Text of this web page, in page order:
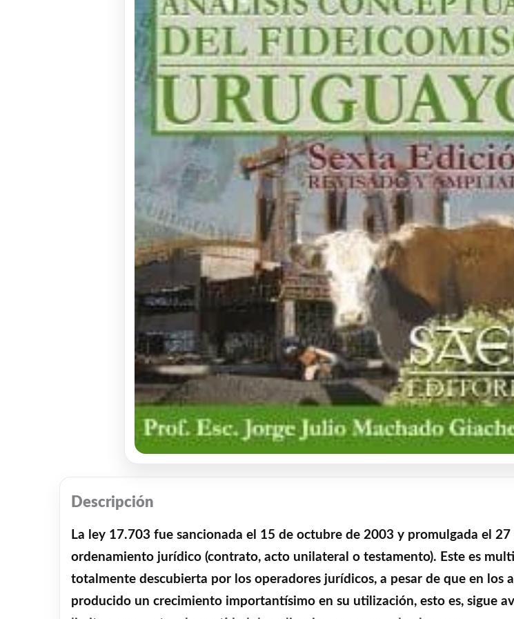
Descripción
La ley 17.703 fue sancionada el 15 de octubre de 2003 y promulgada el
ordenamiento jurídico (contrato, acto unilateral o testamento). Este es
totalmente descubierta por los operadores jurídicos, a pesar de que en los
producido un crecimiento importantísimo en su utilización, esto es, sigue